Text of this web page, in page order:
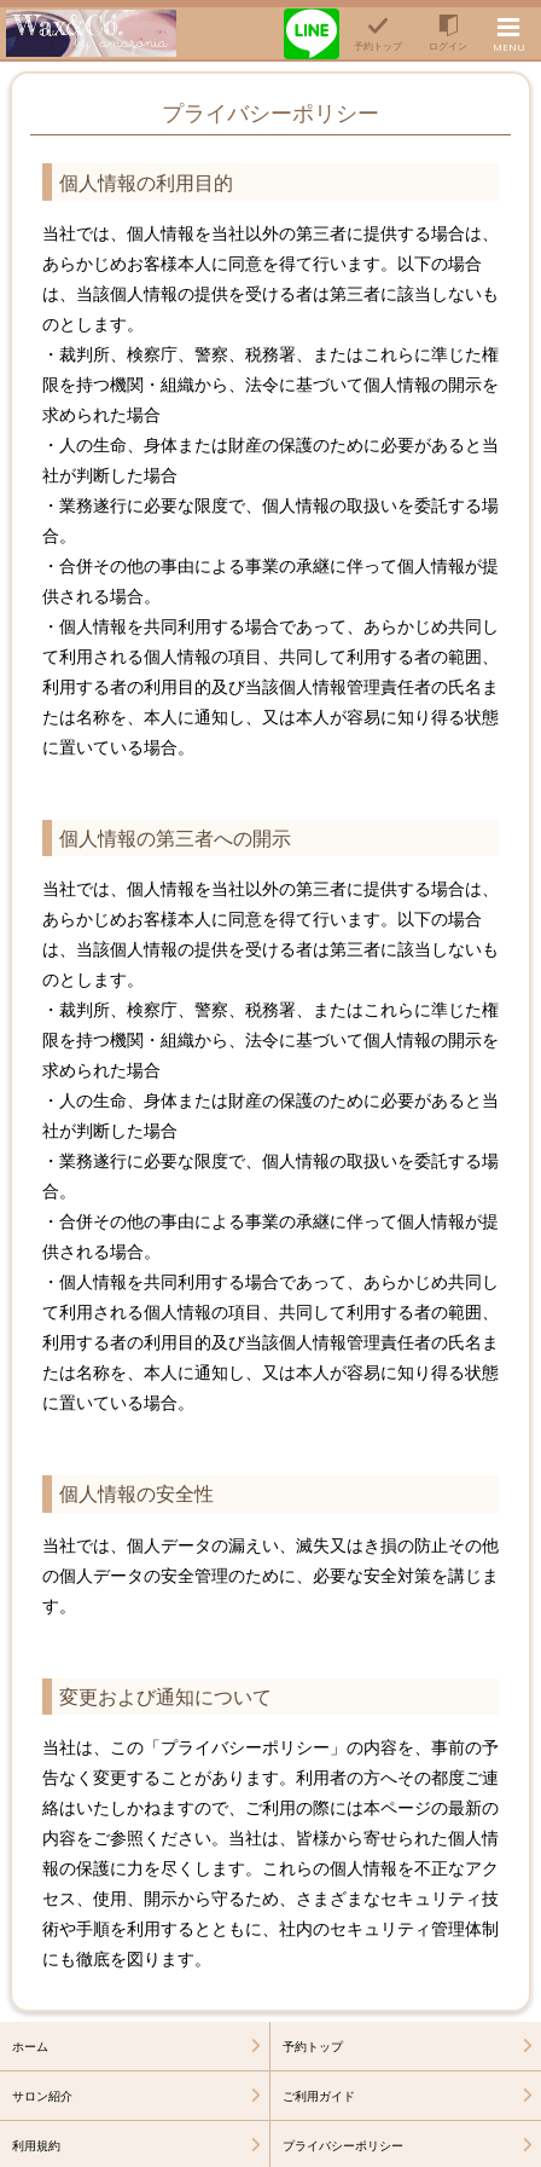
予約トップ ログイン MENU
プライバシーポリシー
個人情報の利用目的
当社では、個人情報を当社以外の第三者に提供する場合は、
あらかじめお客様本人に同意を得て行います。以下の場合
は、当該個人情報の提供を受ける者は第三者に該当しないも
のとします。
・裁判所、検察庁、警察、税務署、またはこれらに準じた権
限を持つ機関・組織から、法令に基づいて個人情報の開示を
求められた場合
・人の生命、身体または財産の保護のために必要があると当
社が判断した場合
・業務遂行に必要な限度で、個人情報の取扱いを委託する場
合。
・合併その他の事由による事業の承継に伴って個人情報が提
供される場合。
・個人情報を共同利用する場合であって、あらかじめ共同し
て利用される個人情報の項目、共同して利用する者の範囲、
利用する者の利用目的及び当該個人情報管理責任者の氏名ま
たは名称を、本人に通知し、又は本人が容易に知り得る状態
に置いている場合。
個人情報の第三者への開示
当社では、個人情報を当社以外の第三者に提供する場合は、
あらかじめお客様本人に同意を得て行います。以下の場合
は、当該個人情報の提供を受ける者は第三者に該当しないも
のとします。
・裁判所、検察庁、警察、税務署、またはこれらに準じた権
限を持つ機関・組織から、法令に基づいて個人情報の開示を
求められた場合
・人の生命、身体または財産の保護のために必要があると当
社が判断した場合
・業務遂行に必要な限度で、個人情報の取扱いを委託する場
合。
・合併その他の事由による事業の承継に伴って個人情報が提
供される場合。
・個人情報を共同利用する場合であって、あらかじめ共同し
て利用される個人情報の項目、共同して利用する者の範囲、
利用する者の利用目的及び当該個人情報管理責任者の氏名ま
たは名称を、本人に通知し、又は本人が容易に知り得る状態
に置いている場合。
個人情報の安全性
当社では、個人データの漏えい、滅失又はき損の防止その他
の個人データの安全管理のために、必要な安全対策を講じま
す。
変更および通知について
当社は、この「プライバシーポリシー」の内容を、事前の予
告なく変更することがあります。利用者の方へその都度ご連
絡はいたしかねますので、ご利用の際には本ページの最新の
内容をご参照ください。当社は、皆様から寄せられた個人情
報の保護に力を尽くします。これらの個人情報を不正なアク
セス、使用、開示から守るため、さまざまなセキュリティ技
術や手順を利用するとともに、社内のセキュリティ管理体制
にも徹底を図ります。
ホーム 予約トップ
サロン紹介 ご利用ガイド
利用規約 プライバシーポリシー